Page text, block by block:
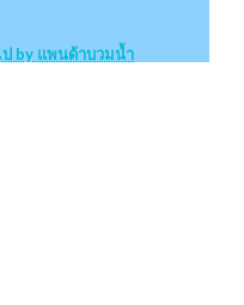
ป by แพนด้าบวมน้ำ